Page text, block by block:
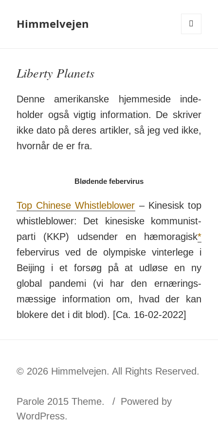
Himmelvejen
Liberty Planets
Denne ameri­kanske hjem­meside inde­
holder også vigtig in­for­ma­tion. De skriver
ikke dato på deres artikler, så jeg ved ikke,
hvornår de er fra.
Blødende febervirus
Top Chinese Whistle­blower – Kinesisk top
whistle­blower: Det kine­siske kom­mu­nist­
parti (KKP) ud­sender en hæ­mo­ragisk*
feber­virus ved de olym­piske vinter­lege i
Beijing i et forsøg på at udløse en ny
global pan­demi (vi har den ernær­ings­
mæssige in­for­mation om, hvad der kan
blokere det i dit blod). [Ca. 16-02-2022]
© 2026 Himmelvejen. All Rights Reserved.
Parole 2015 Theme.
Powered by
WordPress.